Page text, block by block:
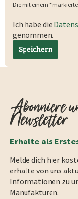
Die mit einem *
Ich habe die
genommen.
Speichern
Abonniere
Newsletter
Erhalte als
Melde dich hier
erhalte von uns
Informationen zu
Manufakturen.